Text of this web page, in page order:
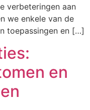
verbeteringen aan
we enkele van de
toepassingen en […]
en